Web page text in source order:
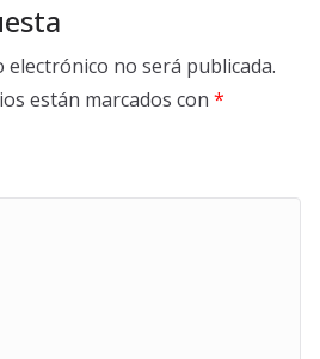
electrónico no será publicada.
están marcados con *